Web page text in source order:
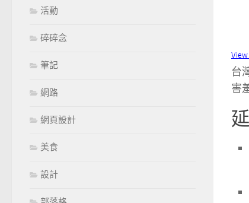
View
台
害
活動
碎碎念
筆記
網路
網頁設計
美食
設計